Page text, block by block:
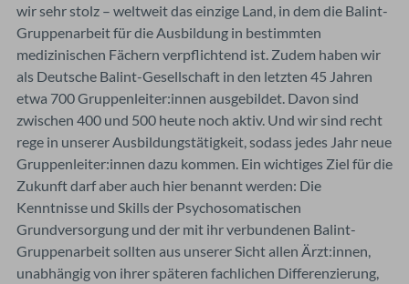
wir sehr stolz – weltweit das einzige Land, in dem die Balint-
Gruppenarbeit für die Ausbildung in bestimmten
medizinischen Fächern verpflichtend ist. Zudem haben wir
als Deutsche Balint-Gesellschaft in den letzten 45 Jahren
etwa 700 Gruppenleiter:innen ausgebildet. Davon sind
zwischen 400 und 500 heute noch aktiv. Und wir sind recht
rege in unserer Ausbildungstätigkeit, sodass jedes Jahr neue
Gruppenleiter:innen dazu kommen. Ein wichtiges Ziel für die
Zukunft darf aber auch hier benannt werden: Die
Kenntnisse und Skills der Psychosomatischen
Grundversorgung und der mit ihr verbundenen Balint-
Gruppenarbeit sollten aus unserer Sicht allen Ärzt:innen,
unabhängig von ihrer späteren fachlichen Differenzierung,